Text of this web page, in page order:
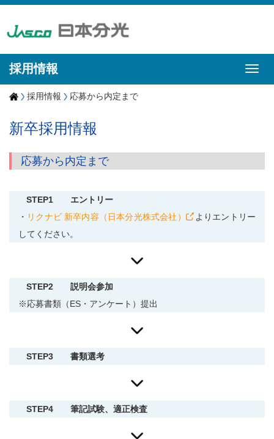
採用情報
採用情報 応募から内定まで
新卒採用情報
応募から内定まで
STEP1
エントリー
・ リクナビ 新卒内容（日本分光株式会社）
よりエントリー
してください。
STEP2
説明会参加
※応募書類（ES・アンケート）提出
STEP3 書類選考
STEP4 筆記試験、適正検査